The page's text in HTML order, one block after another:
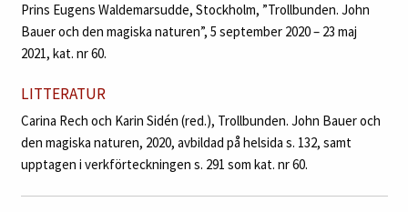
Prins Eugens Waldemarsudde, Stockholm, ”Trollbunden. John
Bauer och den magiska naturen”, 5 september 2020 – 23 maj
2021, kat. nr 60.
LITTERATUR
Carina Rech och Karin Sidén (red.), Trollbunden. John Bauer och
den magiska naturen, 2020, avbildad på helsida s. 132, samt
upptagen i verkförteckningen s. 291 som kat. nr 60.